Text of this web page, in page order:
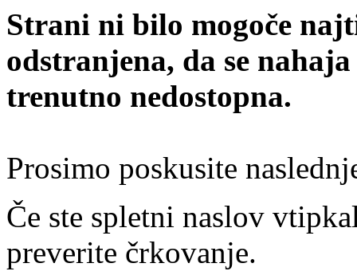
Strani ni bilo mogoče
odstranjena, da se
trenutno nedostopna.
Prosimo poskusite
Če ste spletni naslov
preverite črkovanje.